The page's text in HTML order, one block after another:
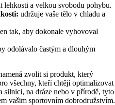
lehkosti a velkou svobodu pohybu.
udržuje vaše tělo v chladu a
tak, aby dokonale vyhovoval
odolávalo častým a dlouhým
zvolit si produkt, který
všechny, kteří chtějí optimalizovat
silnici, na dráze nebo v přírodě, tyto
vašim sportovním dobrodružstvím.